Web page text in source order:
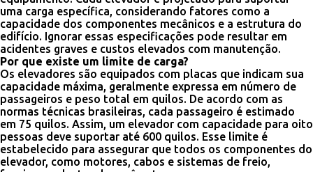
uma carga específica, considerando fatores como a
capacidade dos componentes mecânicos e a estrutura do
edifício. Ignorar essas especificações pode resultar em
acidentes graves e custos elevados com manutenção.
Por que existe um limite de carga?
Os elevadores são equipados com placas que indicam sua
capacidade máxima, geralmente expressa em número de
passageiros e peso total em quilos. De acordo com as
normas técnicas brasileiras, cada passageiro é estimado
em 75 quilos. Assim, um elevador com capacidade para oito
pessoas deve suportar até 600 quilos. Esse limite é
estabelecido para assegurar que todos os componentes do
elevador, como motores, cabos e sistemas de freio,